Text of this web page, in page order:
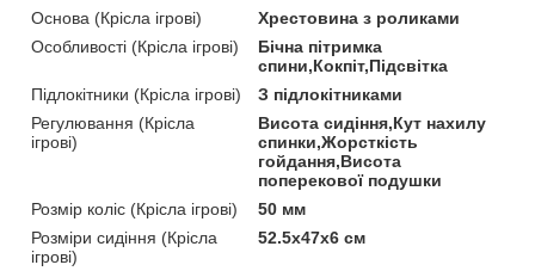
Основа (Крісла ігрові)
Хрестовина з роликами
Особливості (Крісла ігрові)
Бічна пітримка
спини,Кокпіт,Підсвітка
Підлокітники (Крісла ігрові)
З підлокітниками
Регулювання (Крісла
ігрові)
Висота сидіння,Кут нахилу
спинки,Жорсткість
гойдання,Висота
поперекової подушки
Розмір коліс (Крісла ігрові)
50 мм
Розміри сидіння (Крісла
ігрові)
52.5х47х6 см